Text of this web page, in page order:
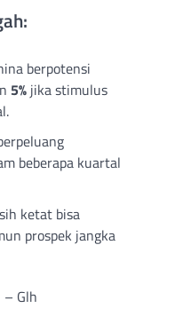
berpotensi
5% jika stimulus
beberapa kuartal
ketat bisa
prospek jangka
Glh